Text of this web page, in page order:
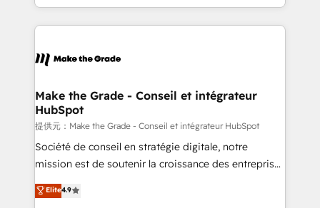
outil et des données partagées • Amélioration de la
collecte et de l’analyse des données pour des
de la productivité des équipes Notre équipe de 30
avec un engagement total, alignant processus
métiers et technologie, et guidant vos équipes à
travers le changement, tout en centrant vos objectifs
d’entreprise. Grâce à une méthodologie éprouvée
auprès de plus de 400 clients, nous comprenons
HubSpot dans votre organisation. Pour toute
Make the Grade - Conseil et intégrateur
HubSpot
提供元：Make the Grade - Conseil et intégrateur HubSpot
Société de conseil en stratégie digitale, notre
mission est de soutenir la croissance des entreprises
B2B à travers l’acquisition de nouveaux clients,
l'intégration CRM et le développement des revenus
Elite4.9